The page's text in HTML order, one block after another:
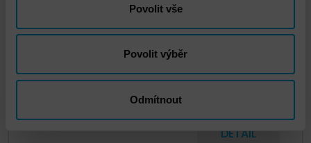
Povolit vše
Povolit výběr
Odmítnout
Dell CyberSense
DETAIL